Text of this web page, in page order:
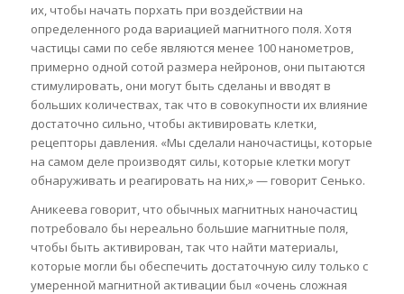
их, чтобы начать порхать при воздействии на
определенного рода вариацией магнитного поля. Хотя
частицы сами по себе являются менее 100 нанометров,
примерно одной сотой размера нейронов, они пытаются
стимулировать, они могут быть сделаны и вводят в
больших количествах, так что в совокупности их влияние
достаточно сильно, чтобы активировать клетки,
рецепторы давления. «Мы сделали наночастицы, которые
на самом деле производят силы, которые клетки могут
обнаруживать и реагировать на них,» — говорит Сенько.
Аникеева говорит, что обычных магнитных наночастиц
потребовало бы нереально большие магнитные поля,
чтобы быть активирован, так что найти материалы,
которые могли бы обеспечить достаточную силу только с
умеренной магнитной активации был «очень сложная